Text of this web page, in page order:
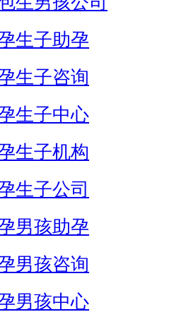
生子助孕
生子咨询
生子中心
生子机构
生子公司
男孩助孕
男孩咨询
男孩中心